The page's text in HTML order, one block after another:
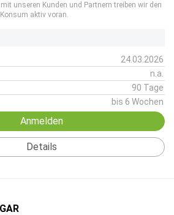
unseren Kunden und Partnern treiben wir den
aktiv voran.
24.03.2026
n.a.
90 Tage
bis 6 Wochen
Anmelden
Details